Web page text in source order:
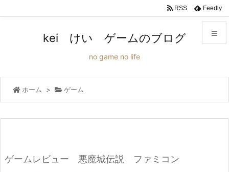
前へ
RSS Feedly
kei けい ゲームのブログ
no game no life
ホーム > ゲーム
ゲームレビュー 悪魔城伝説 ファミコン